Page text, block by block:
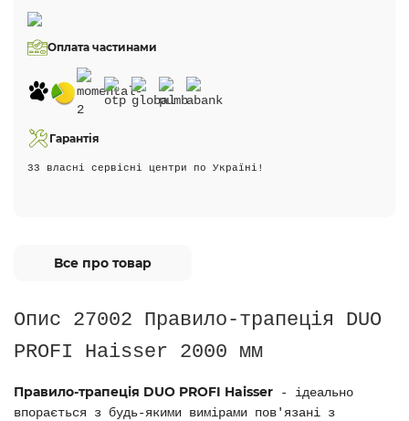
Оплата частинами
Гарантія
33 власні сервісні центри по Україні!
Все про товар
Опис 27002 Правило-трапеція DUO
PROFI Haisser 2000 мм
Правило-трапеція DUO PROFI Haisser - ідеально
впорається з будь-якими вимірами пов'язані з